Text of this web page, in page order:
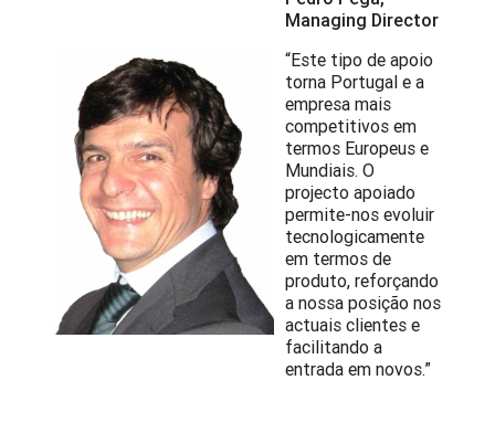
Managing Director
“Este tipo de apoio
torna Portugal e a
empresa mais
competitivos em
termos Europeus e
Mundiais. O
projecto apoiado
permite-nos evoluir
tecnologicamente
em termos de
produto, reforçando
a nossa posição nos
actuais clientes e
facilitando a
entrada em novos.”